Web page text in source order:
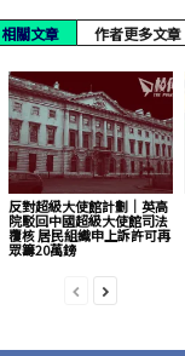
相關文章 作者更多文章
反對超級大使館計劃｜英高
院駁回中國超級大使館司法
覆核 居民組織申上訴許可再
眾籌20萬鎊